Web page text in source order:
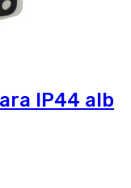
IP44 alb